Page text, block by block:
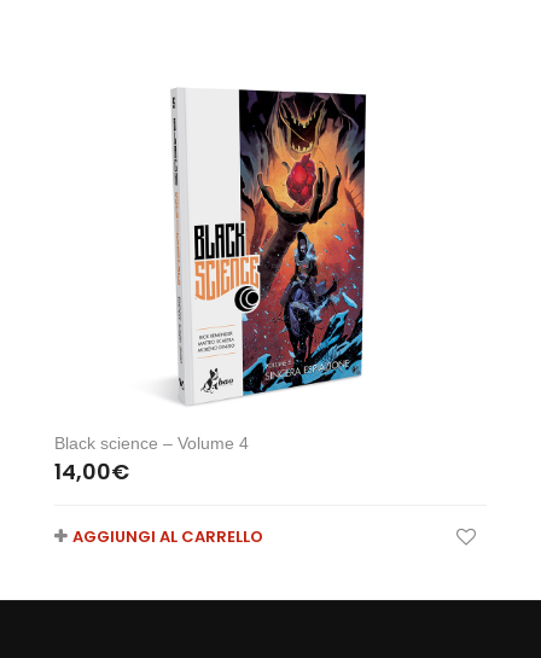
Black science – Volume 4
14,00€
AGGIUNGI AL CARRELLO